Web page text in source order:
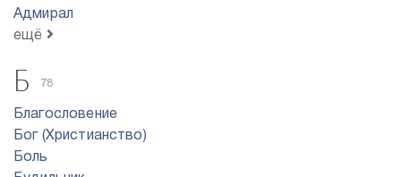
Адмирал
ещё
Б 78
Благословение
Бог (Христианство)
Боль